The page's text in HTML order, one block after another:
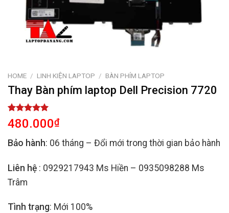
HOME / LINH KIỆN LAPTOP / BÀN PHÍM LAPTOP
Thay Bàn phím laptop Dell Precision 7720
Rated
5.00
out of 5
2
customer
480.000₫
Bảo hành: 06 tháng – Đổi mới trong thời gian bảo hành
Liên hệ : 0929217943 Ms Hiền – 0935098288 Ms
Trâm
Tình trạng: Mới 100%